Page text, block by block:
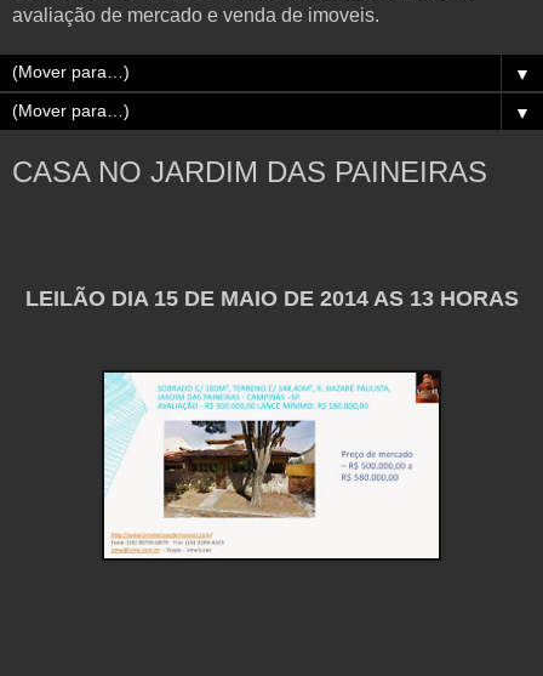
avaliação de mercado e venda de imoveis.
▼
▼
CASA NO JARDIM DAS PAINEIRAS
LEILÃO DIA 15 DE MAIO DE 2014 AS 13 HORAS